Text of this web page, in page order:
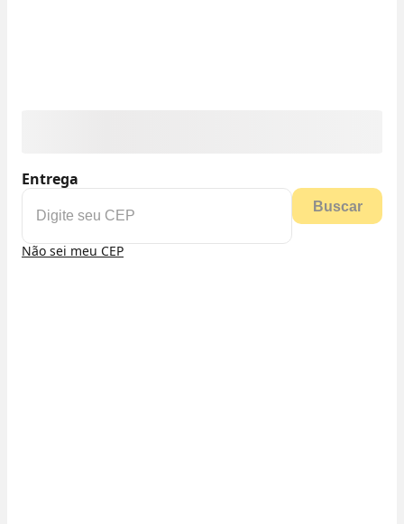
Entrega
Buscar
Não sei meu CEP